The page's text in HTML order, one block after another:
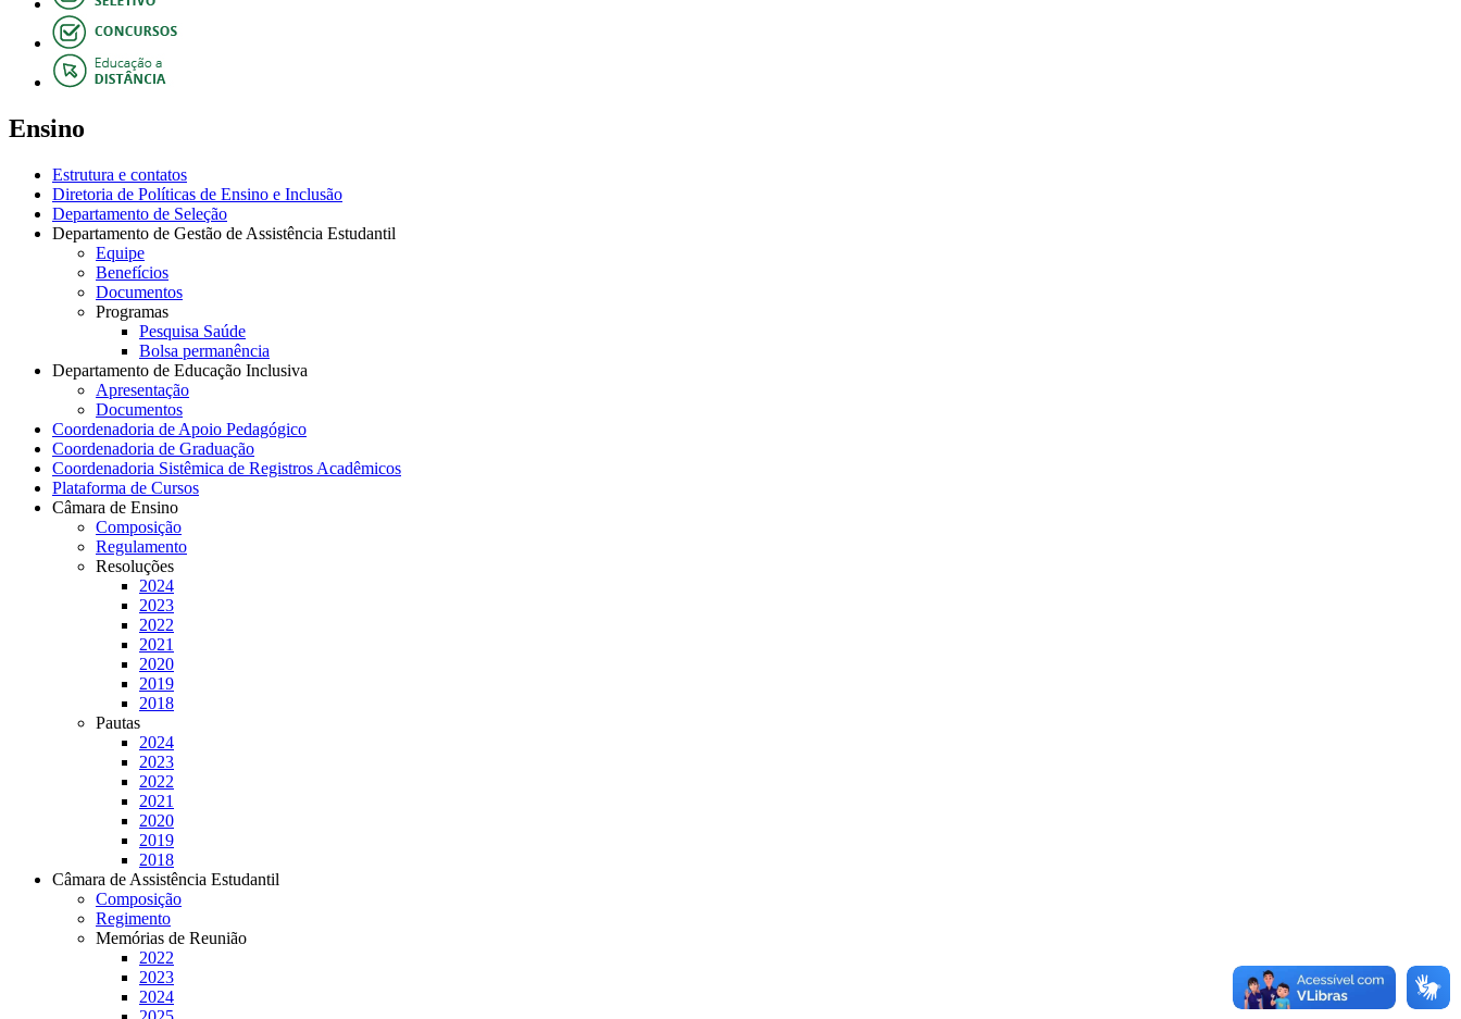
Ensino
Estrutura e contatos
Diretoria de Políticas de Ensino e Inclusão
Departamento de Seleção
Departamento de Gestão de Assistência Estudantil
Equipe
Benefícios
Documentos
Programas
Pesquisa Saúde
Bolsa permanência
Departamento de Educação Inclusiva
Apresentação
Documentos
Coordenadoria de Apoio Pedagógico
Coordenadoria de Graduação
Coordenadoria Sistêmica de Registros Acadêmicos
Plataforma de Cursos
Câmara de Ensino
Composição
Regulamento
Resoluções
2024
2023
2022
2021
2020
2019
2018
Pautas
2024
2023
2022
2021
2020
2019
2018
Câmara de Assistência Estudantil
Composição
Regimento
Memórias de Reunião
2022
2023
2024